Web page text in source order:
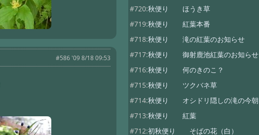
#586 '09 8/18 09:53
#720:秋便り ほうき草
#719:秋便り 紅葉本番
#718:秋便り 滝の紅葉のお知らせ
#717:秋便り 御射鹿池紅葉のお知らせ
#716:秋便り 何のきのこ？
#715:秋便り ツクバネ草
#714:秋便り オシドリ隠しの滝の今朝
#713:秋便り 紅葉
#712:初秋便り そばの花（白）